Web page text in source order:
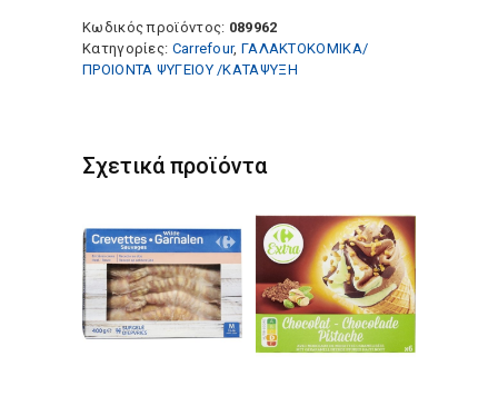
Κωδικός προϊόντος: 089962
Κατηγορίες: Carrefour, ΓΑΛΑΚΤΟΚΟΜΙΚΑ/
ΠΡΟΙΟΝΤΑ ΨΥΓΕΙΟΥ /ΚΑΤΑΨΥΞΗ
Σχετικά προϊόντα